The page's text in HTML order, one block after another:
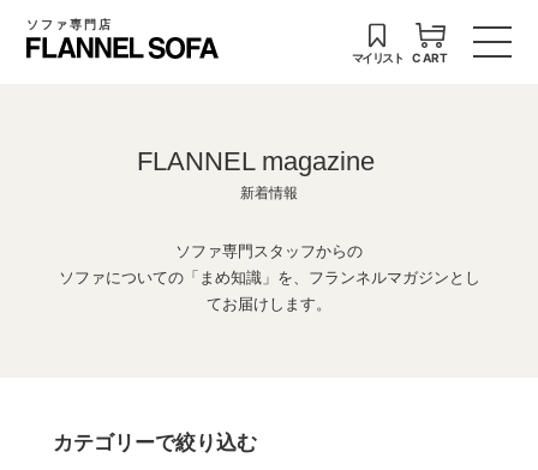
ソファ専門店
マイリスト CART
FLANNEL magazine
新着情報
ソファ専門スタッフからの
ソファについての「まめ知識」を、フランネルマガジンとし
てお届けします。
カテゴリーで絞り込む